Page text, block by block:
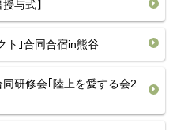
与式】
ト｣合同合宿in熊谷
研修会｢陸上を愛する会2